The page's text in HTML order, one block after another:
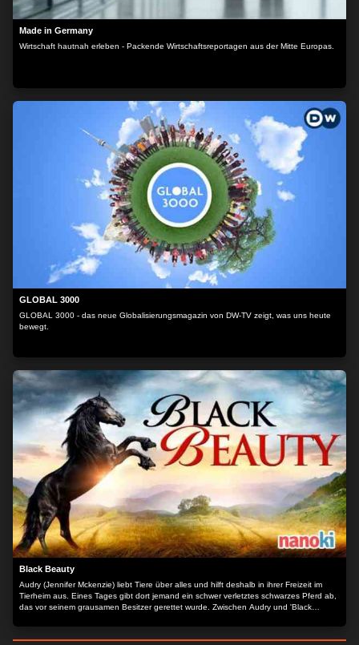
Made in Germany
Wirtschaft hautnah erleben - Packende Wirtschaftsreportagen aus der Mitte Europas.
GLOBAL 3000
GLOBAL 3000 - das neue Globalisierungsmagazin von DW-TV zeigt, was uns heute
bewegt.
Black Beauty
Audry (Jennifer Mckenzie) liebt Tiere über alles und hilft deshalb in ihrer Freizeit im
Tierheim aus. Eines Tages gibt dort jemand ein schwer verletztes schwarzes Pferd ab,
das vor seinem grausamen Besitzer gerettet wurde. Zwischen Audry und 'Black
überreden, das Tier zu adoptieren und gesund zu pflegen. Der sieht zwar keinen Sinn
darin, erlaubt es aber schließlich. Audrys Großvater, der schon seit Jahren keinen